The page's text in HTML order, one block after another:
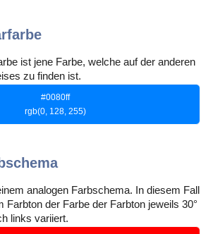
ist jene Farbe, welche auf der anderen
zu finden ist.
#0080ff
rgb(0, 128, 255)
analogen Farbschema. In diesem Fall
Farbton der Farbe der Farbton jeweils 30°
links variiert.